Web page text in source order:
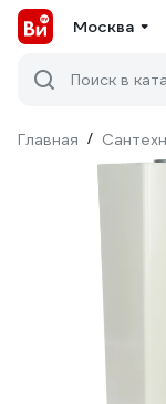
Москва
Поиск в
Главная /